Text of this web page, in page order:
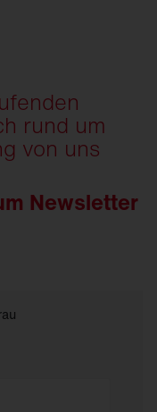
rund um
von uns
Newsletter